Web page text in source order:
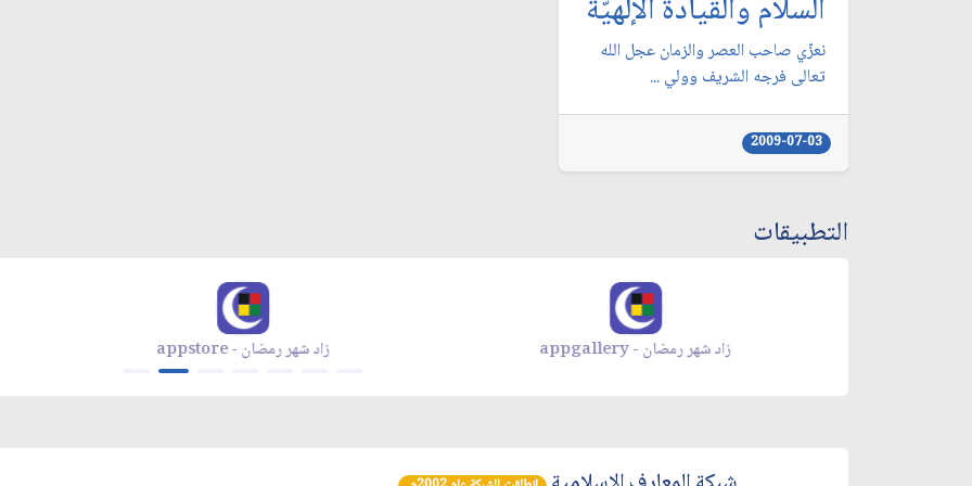
السلام والقيادة الإلهيّة
نعزّي صاحب العصر والزمان عجل الله
تعالى فرجه الشريف وولي ...
2009-07-03
التطبيقات
زاد شهر رمضان - appstore زاد شهر رمضان - appgallery